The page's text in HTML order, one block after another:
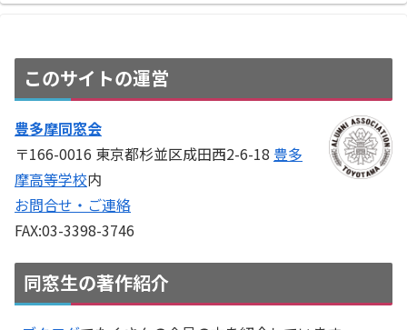
このサイトの運営
豊多摩同窓会
〒166-0016 東京都杉並区成田西2-6-18 豊多
摩高等学校内
お問合せ・ご連絡
FAX:03-3398-3746
同窓生の著作紹介